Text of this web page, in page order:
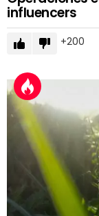
influencers
200